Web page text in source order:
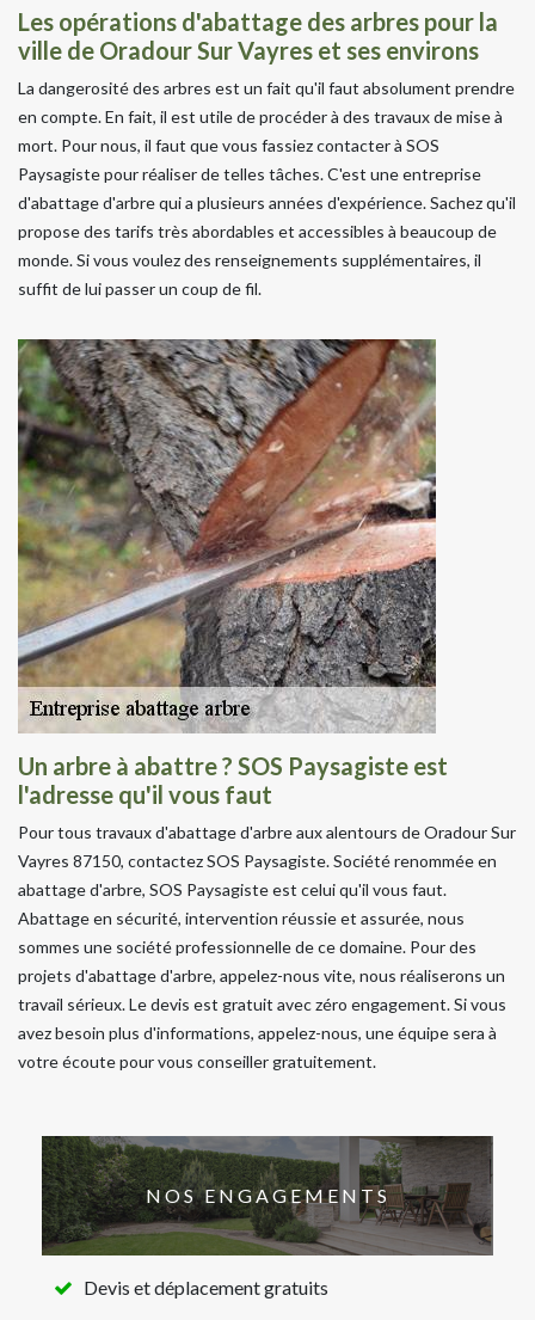
Les opérations d'abattage des arbres pour la
ville de Oradour Sur Vayres et ses environs
La dangerosité des arbres est un fait qu'il faut absolument prendre
en compte. En fait, il est utile de procéder à des travaux de mise à
mort. Pour nous, il faut que vous fassiez contacter à SOS
Paysagiste pour réaliser de telles tâches. C'est une entreprise
d'abattage d'arbre qui a plusieurs années d'expérience. Sachez qu'il
propose des tarifs très abordables et accessibles à beaucoup de
monde. Si vous voulez des renseignements supplémentaires, il
suffit de lui passer un coup de fil.
Un arbre à abattre ? SOS Paysagiste est
l'adresse qu'il vous faut
Pour tous travaux d'abattage d'arbre aux alentours de Oradour Sur
Vayres 87150, contactez SOS Paysagiste. Société renommée en
abattage d'arbre, SOS Paysagiste est celui qu'il vous faut.
Abattage en sécurité, intervention réussie et assurée, nous
sommes une société professionnelle de ce domaine. Pour des
projets d'abattage d'arbre, appelez-nous vite, nous réaliserons un
travail sérieux. Le devis est gratuit avec zéro engagement. Si vous
avez besoin plus d'informations, appelez-nous, une équipe sera à
votre écoute pour vous conseiller gratuitement.
NOS ENGAGEMENTS
Devis et déplacement gratuits